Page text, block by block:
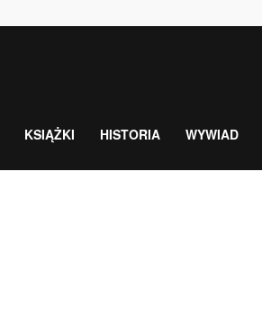
KSIĄŻKI HISTORIA WYWIAD